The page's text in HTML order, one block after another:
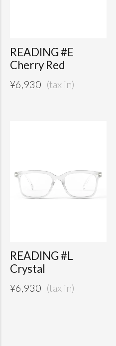
READING #E
Cherry Red
¥6,930
READING #L
Crystal
¥6,930